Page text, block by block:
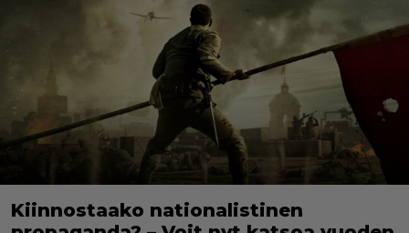
Kiinnostaako nationalistinen